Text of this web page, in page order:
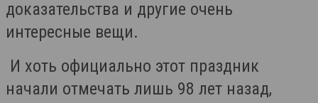
доказательства и другие очень
интересные вещи.
И хоть официально этот праздник
начали отмечать лишь 98 лет назад,